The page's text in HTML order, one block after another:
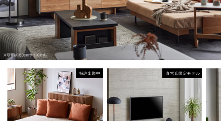
特許出願中 直営店限定モデル